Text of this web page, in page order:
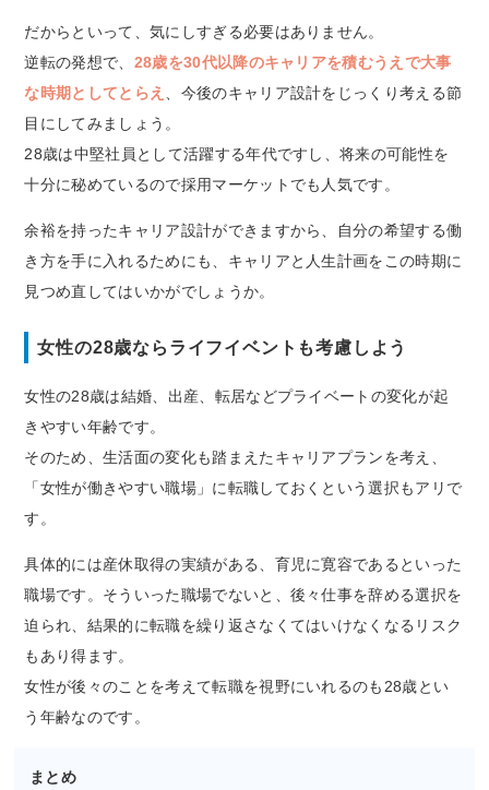
だからといって、気にしすぎる必要はありません。
逆転の発想で、 28歳を30代以降のキャリアを積むうえで大事
な時期としてとらえ
、今後のキャリア設計をじっくり考える節
目にしてみましょう。
28歳は中堅社員として活躍する年代ですし、将来の可能性を
十分に秘めているので採用マーケットでも人気です。
余裕を持ったキャリア設計ができますから、自分の希望する働
き方を手に入れるためにも、キャリアと人生計画をこの時期に
見つめ直してはいかがでしょうか。
女性の28歳ならライフイベントも考慮しよう
女性の28歳は結婚、出産、転居などプライベートの変化が起
きやすい年齢です。
そのため、生活面の変化も踏まえたキャリアプランを考え、
「女性が働きやすい職場」に転職しておくという選択もアリで
す。
具体的には産休取得の実績がある、育児に寛容であるといった
職場です。そういった職場でないと、後々仕事を辞める選択を
迫られ、結果的に転職を繰り返さなくてはいけなくなるリスク
もあり得ます。
女性が後々のことを考えて転職を視野にいれるのも28歳とい
う年齢なのです。
まとめ